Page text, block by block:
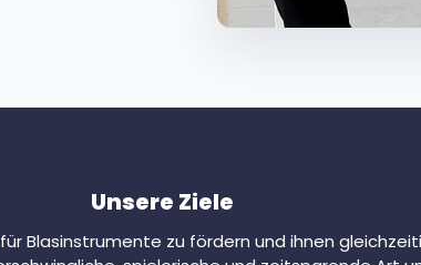
Unsere Ziele
Blasinstrumente zu fördern und ihnen